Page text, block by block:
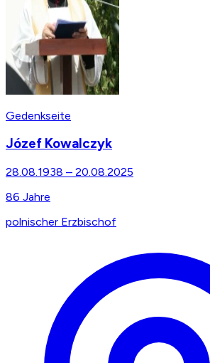
Gedenkseite
Józef Kowalczyk
28.08.1938 – 20.08.2025
86 Jahre
polnischer Erzbischof